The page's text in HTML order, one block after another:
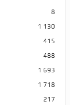
8
1 130
415
488
1 693
1 718
217